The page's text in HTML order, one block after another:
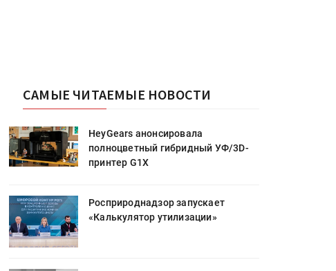
САМЫЕ ЧИТАЕМЫЕ НОВОСТИ
HeyGears анонсировала
полноцветный гибридный УФ/3D-
принтер G1X
Росприроднадзор запускает
«Калькулятор утилизации»